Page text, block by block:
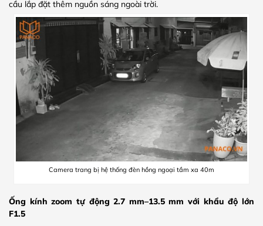
cầu lắp đặt thêm nguồn sáng ngoài trời.
Camera trang bị hệ thống đèn hồng ngoại tầm xa 40m
Ống kính zoom tự động 2.7 mm–13.5 mm với khẩu độ lớn
F1.5